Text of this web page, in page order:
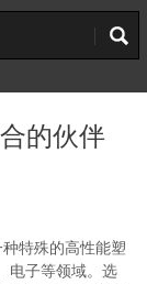
的伙伴
特殊的高性能塑
电子等领域。选